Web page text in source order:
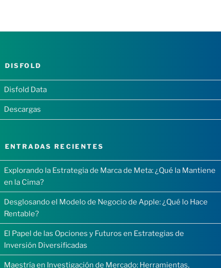
DISFOLD
Disfold Data
Descargas
ENTRADAS RECIENTES
Explorando la Estrategia de Marca de Meta: ¿Qué la Mantiene
en la Cima?
Desglosando el Modelo de Negocio de Apple: ¿Qué lo Hace
Rentable?
El Papel de las Opciones y Futuros en Estrategias de
Inversión Diversificadas
Maestría en Investigación de Mercado: Herramientas,